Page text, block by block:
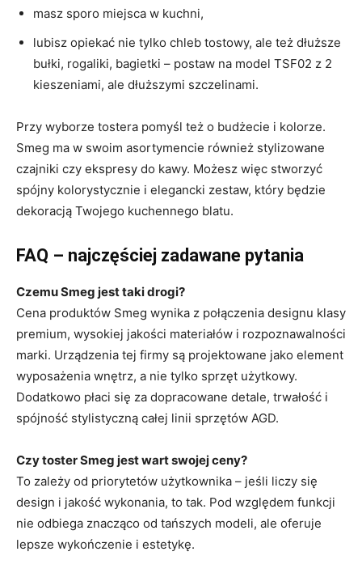
masz sporo miejsca w kuchni,
lubisz opiekać nie tylko chleb tostowy, ale też dłuższe
bułki, rogaliki, bagietki – postaw na model TSF02 z 2
kieszeniami, ale dłuższymi szczelinami.
Przy wyborze tostera pomyśl też o budżecie i kolorze.
Smeg ma w swoim asortymencie również stylizowane
czajniki czy ekspresy do kawy. Możesz więc stworzyć
spójny kolorystycznie i elegancki zestaw, który będzie
dekoracją Twojego kuchennego blatu.
FAQ – najczęściej zadawane pytania
Czemu Smeg jest taki drogi?
Cena produktów Smeg wynika z połączenia designu klasy
premium, wysokiej jakości materiałów i rozpoznawalności
marki. Urządzenia tej firmy są projektowane jako element
wyposażenia wnętrz, a nie tylko sprzęt użytkowy.
Dodatkowo płaci się za dopracowane detale, trwałość i
spójność stylistyczną całej linii sprzętów AGD.
Czy toster Smeg jest wart swojej ceny?
To zależy od priorytetów użytkownika – jeśli liczy się
design i jakość wykonania, to tak. Pod względem funkcji
nie odbiega znacząco od tańszych modeli, ale oferuje
lepsze wykończenie i estetykę.